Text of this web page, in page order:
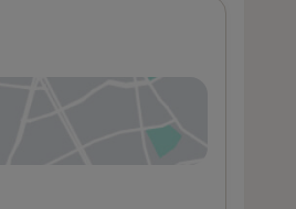
záložce